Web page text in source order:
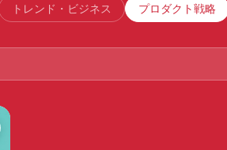
トレンド・ビジネス プロダクト戦略